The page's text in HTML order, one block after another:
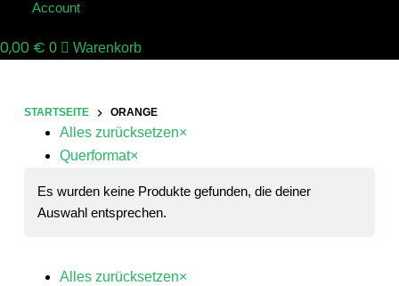
Account
0,00 € 0 Warenkorb
STARTSEITE ORANGE
Alles zurücksetzen×
Querformat×
Es wurden keine Produkte gefunden, die deiner
Auswahl entsprechen.
Alles zurücksetzen×